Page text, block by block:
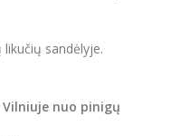
sandėlyje.
nuo pinigų